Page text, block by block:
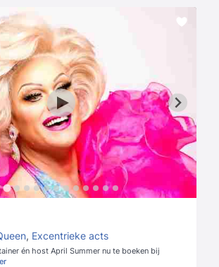
, Excentrieke acts
én host April Summer nu te boeken bij